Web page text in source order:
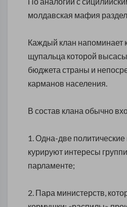
молдавская мафия
Каждый клан напоминает
щупальца которой
бюджета страны и
карманов населения.
В состав клана обычно
1. Одна-две
курируют интересы
парламенте;
2. Пара министерств,